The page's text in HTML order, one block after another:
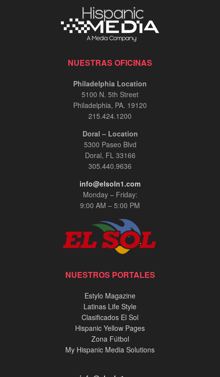
NUESTRAS OFICINAS
Philadelphia Location
5100 N. 5th Street
Philadelphia, PA. 19120
215.424.1200
Doral – Location
5300 Paseo Blvd
Doral, FL 33166
305.440.9636
info@elsoln1.com
Monday – Friday:
9:00 AM – 5:00 PM
NUESTROS PORTALES
Estylo Magazine
Latinas Life Style
Clasificados El Sol
Hispanic Yellow Pages
Zona Fútbol
My Hispanic Media Solutions